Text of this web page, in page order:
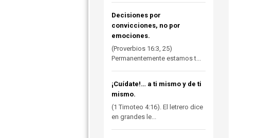
Decisiones por
convicciones, no por
emociones.
(Proverbios 16:3, 25)
Permanentemente estamos t...
¡Cuídate!… a ti mismo y de ti
mismo.
(1 Timoteo 4:16). El letrero dice
en grandes le...